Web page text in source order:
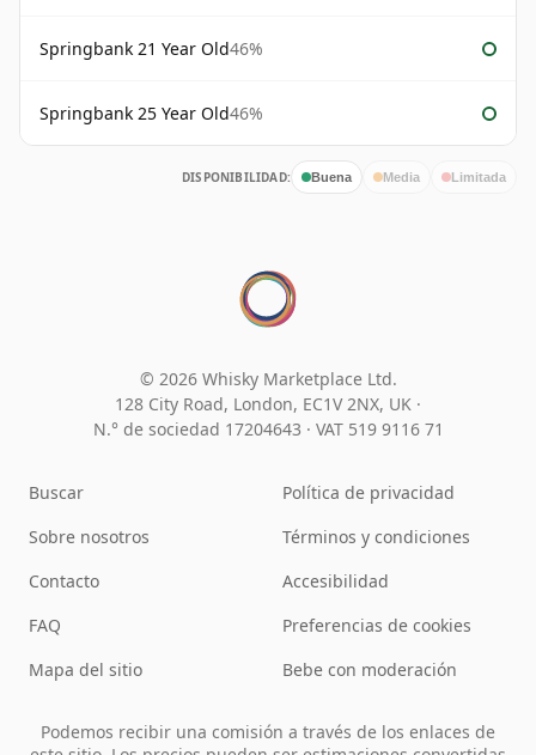
Springbank 21 Year Old46%
Springbank 25 Year Old46%
DISPONIBILIDAD: Buena Media Limitada
© 2026 Whisky Marketplace Ltd.
128 City Road, London, EC1V 2NX, UK ·
N.° de sociedad 17204643 · VAT 519 9116 71
Buscar
Sobre nosotros
Contacto
FAQ
Mapa del sitio
Política de privacidad
Términos y condiciones
Accesibilidad
Preferencias de cookies
Bebe con moderación
Podemos recibir una comisión a través de los enlaces de